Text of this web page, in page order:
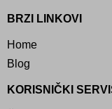
BRZI LINKOVI
Home
Blog
KORISNIČKI